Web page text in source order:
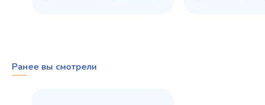
Ранее вы смотрели